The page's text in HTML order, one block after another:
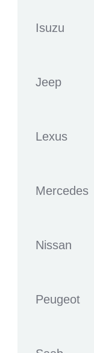
Isuzu
Jeep
Lexus
Mercedes
Nissan
Peugeot